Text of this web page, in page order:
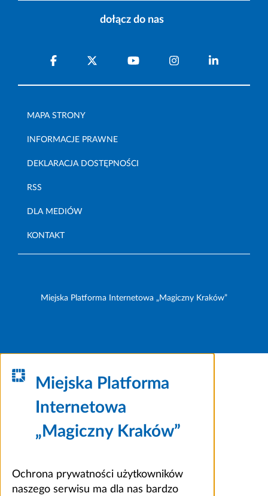
dołącz do nas
MAPA STRONY
INFORMACJE PRAWNE
DEKLARACJA DOSTĘPNOŚCI
RSS
DLA MEDIÓW
KONTAKT
Miejska Platforma Internetowa „Magiczny Kraków”
Miejska Platforma
Internetowa
„Magiczny Kraków”
Ochrona prywatności użytkowników
naszego serwisu ma dla nas bardzo